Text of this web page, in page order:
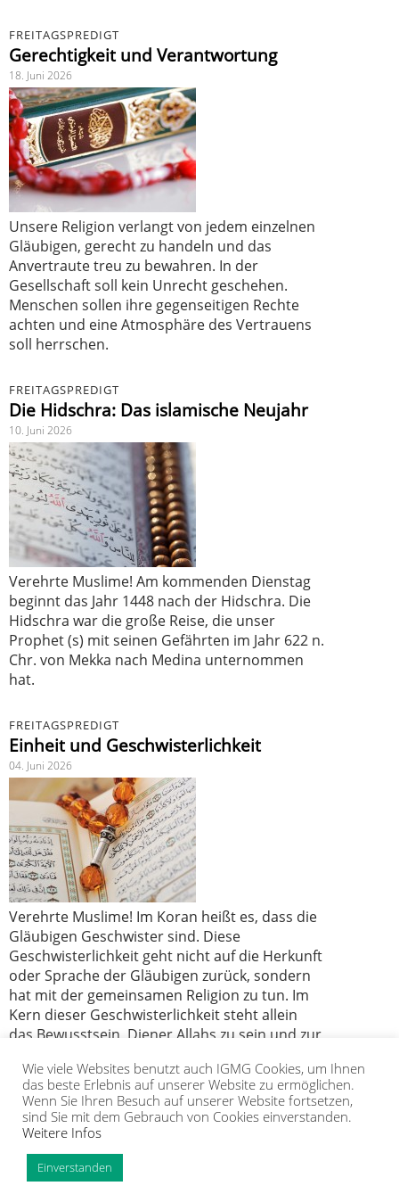
FREITAGSPREDIGT
Gerechtigkeit und Verantwortung
18. Juni 2026
Unsere Religion verlangt von jedem einzelnen
Gläubigen, gerecht zu handeln und das
Anvertraute treu zu bewahren. In der
Gesellschaft soll kein Unrecht geschehen.
Menschen sollen ihre gegenseitigen Rechte
achten und eine Atmosphäre des Vertrauens
soll herrschen.
FREITAGSPREDIGT
Die Hidschra: Das islamische Neujahr
10. Juni 2026
Verehrte Muslime! Am kommenden Dienstag
beginnt das Jahr 1448 nach der Hidschra. Die
Hidschra war die große Reise, die unser
Prophet (s) mit seinen Gefährten im Jahr 622 n.
Chr. von Mekka nach Medina unternommen
hat.
FREITAGSPREDIGT
Einheit und Geschwisterlichkeit
04. Juni 2026
Verehrte Muslime! Im Koran heißt es, dass die
Gläubigen Geschwister sind. Diese
Geschwisterlichkeit geht nicht auf die Herkunft
oder Sprache der Gläubigen zurück, sondern
hat mit der gemeinsamen Religion zu tun. Im
Kern dieser Geschwisterlichkeit steht allein
das Bewusstsein, Diener Allahs zu sein und zur
Muhammad Mustafa (s) zu gehören.
IGMG PRESSE
MITGLIEDSCHAFT
Copyright Islamische Gemeinschaft Millî Görüş e.V. |
Wie viele Websites benutzt auch IGMG Cookies, um Ihnen
das beste Erlebnis auf unserer Website zu ermöglichen.
Wenn Sie Ihren Besuch auf unserer Website fortsetzen,
sind Sie mit dem Gebrauch von Cookies einverstanden.
Weitere Infos
Einverstanden